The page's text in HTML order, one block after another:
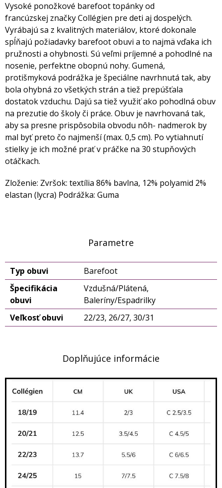
Vysoké ponožkové barefoot topánky od
francúzskej značky Collégien pre deti aj dospelých.
Vyrábajú sa z kvalitných materiálov, ktoré dokonale
spĺňajú požiadavky barefoot obuvi a to najmä vďaka ich
pružnosti a ohybnosti. Sú veľmi príjemné a pohodlné na
nosenie, perfektne obopnú nohy. Gumená,
protišmyková podrážka je špeciálne navrhnutá tak, aby
bola ohybná zo všetkých strán a tiež prepúšťala
dostatok vzduchu. Dajú sa tiež využiť ako pohodlná obuv
na prezutie do školy či práce. Obuv je navrhovaná tak,
aby sa presne prispôsobila obvodu nôh- nadmerok by
mal byť preto čo najmenší (max. 0,5 cm). Po vytiahnutí
stielky je ich možné prať v práčke na 30 stupňových
otáčkach.
Zloženie: Zvršok: textília 86% bavlna, 12% polyamid 2%
elastan (lycra) Podrážka: Guma
Parametre
Typ obuvi
Barefoot
Špecifikácia
obuvi
Vzdušná/Plátená,
Baleríny/Espadrilky
Veľkosť obuvi
22/23, 26/27, 30/31
Doplňujúce informácie